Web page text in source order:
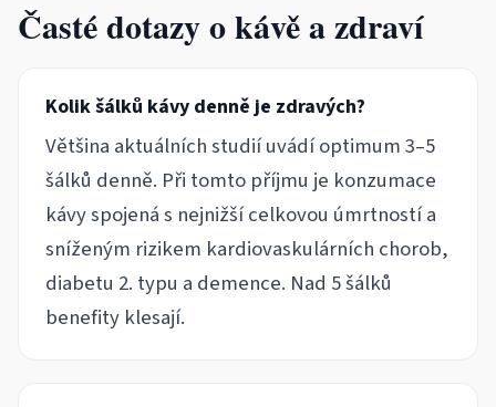
Časté dotazy o kávě a zdraví
Kolik šálků kávy denně je zdravých?
Většina aktuálních studií uvádí optimum 3–5
šálků denně. Při tomto příjmu je konzumace
kávy spojená s nejnižší celkovou úmrtností a
sníženým rizikem kardiovaskulárních chorob,
diabetu 2. typu a demence. Nad 5 šálků
benefity klesají.